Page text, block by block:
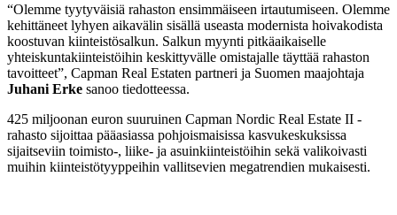
“Olemme tyytyväisiä rahaston ensimmäiseen irtautumiseen. Olemme
kehittäneet lyhyen aikavälin sisällä useasta modernista hoivakodista
koostuvan kiinteistösalkun. Salkun myynti pitkäaikaiselle
yhteiskuntakiinteistöihin keskittyvälle omistajalle täyttää rahaston
tavoitteet”, Capman Real Estaten partneri ja Suomen maajohtaja
Juhani Erke sanoo tiedotteessa.
425 miljoonan euron suuruinen Capman Nordic Real Estate II -
rahasto sijoittaa pääasiassa pohjoismaisissa kasvukeskuksissa
sijaitseviin toimisto-, liike- ja asuinkiinteistöihin sekä valikoivasti
muihin kiinteistötyyppeihin vallitsevien megatrendien mukaisesti.